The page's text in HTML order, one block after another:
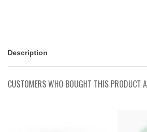
Description
CUSTOMERS WHO BOUGHT THIS PRODUCT